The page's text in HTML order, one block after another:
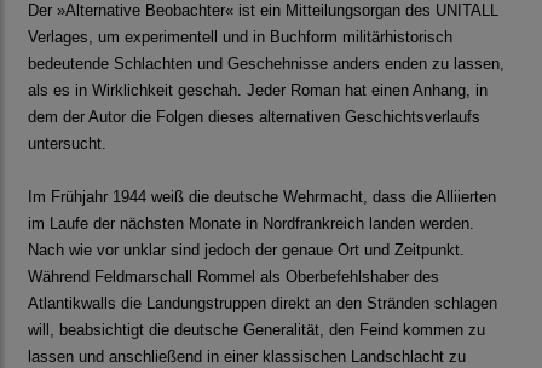
Der »Alternative Beobachter« ist ein Mitteilungsorgan des UNITALL
Verlages, um experimentell und in Buchform militärhistorisch
bedeutende Schlachten und Geschehnisse anders enden zu lassen,
als es in Wirklichkeit geschah. Jeder Roman hat einen Anhang, in
dem der Autor die Folgen dieses alternativen Geschichtsverlaufs
untersucht.
Im Frühjahr 1944 weiß die deutsche Wehrmacht, dass die Alliierten
im Laufe der nächsten Monate in Nordfrankreich landen werden.
Nach wie vor unklar sind jedoch der genaue Ort und Zeitpunkt.
Während Feldmarschall Rommel als Oberbefehlshaber des
Atlantikwalls die Landungstruppen direkt an den Stränden schlagen
will, beabsichtigt die deutsche Generalität, den Feind kommen zu
lassen und anschließend in einer klassischen Landschlacht zu